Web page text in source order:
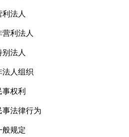
法人
利法人
法人
人组织
权利
法律行为
规定